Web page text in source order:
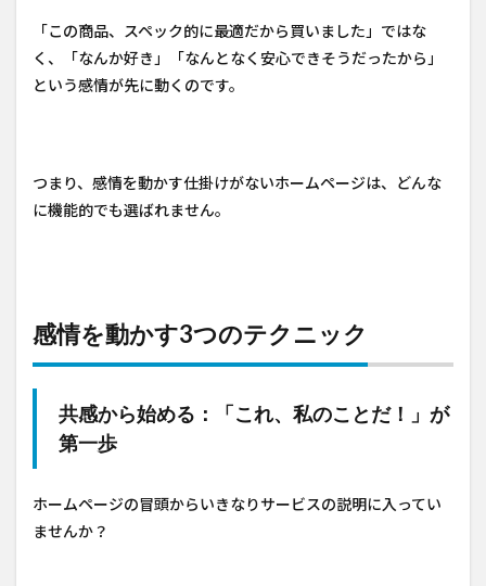
「この商品、スペック的に最適だから買いました」ではな
く、「なんか好き」「なんとなく安心できそうだったから」
という感情が先に動くのです。
つまり、感情を動かす仕掛けがないホームページは、どんな
に機能的でも選ばれません。
感情を動かす3つのテクニック
共感から始める：「これ、私のことだ！」が
第一歩
ホームページの冒頭からいきなりサービスの説明に入ってい
ませんか？